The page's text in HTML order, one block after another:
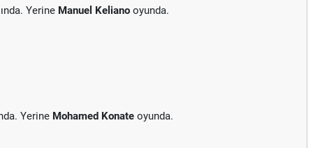
Yerine Manuel Keliano oyunda.
Yerine Mohamed Konate oyunda.